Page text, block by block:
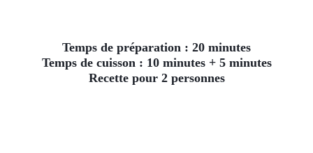
Temps de préparation : 20 minutes
Temps de cuisson : 10 minutes + 5 minutes
Recette pour 2 personnes